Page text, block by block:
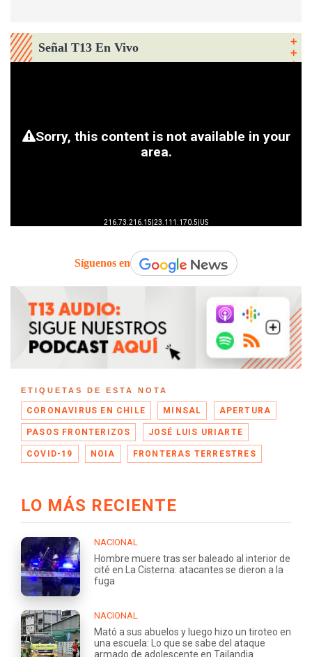
Señal T13 En Vivo
Síguenos en
ETIQUETAS DE ESTA NOTA
CORONAVIRUS EN CHILE MINSAL APERTURA
PASOS FRONTERIZOS JOSÉ LUIS URIARTE
COVID-19 NOIA FRONTERAS TERRESTRES
LO MÁS RECIENTE
NACIONAL
Hombre muere tras ser baleado al interior de
cité en La Cisterna: atacantes se dieron a la
fuga
NACIONAL
Mató a sus abuelos y luego hizo un tiroteo en
una escuela: Lo que se sabe del ataque
armado de adolescente en Tailandia